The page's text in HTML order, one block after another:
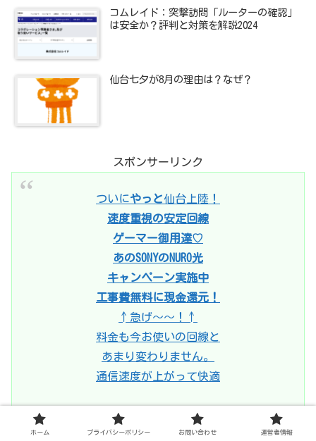
コムレイド：突撃訪問「ルーターの確認」
は安全か？評判と対策を解説2024
仙台七夕が8月の理由は？なぜ？
スポンサーリンク
ついにやっと仙台上陸！
速度重視の安定回線
ゲーマー御用達♡
あのSONYのNURO光
キャンペーン実施中
工事費無料に現金還元！
↑急げ〜〜！↑
料金も今お使いの回線と
あまり変わりません。
通信速度が上がって快適
ホーム プライバシーポリシー お問い合わせ 運営者情報